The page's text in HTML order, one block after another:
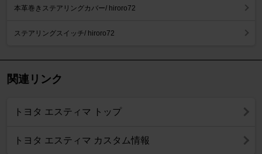
本革巻きステアリングカバー/ hiroro72
ステアリングスイッチ/ hiroro72
関連リンク
トヨタ エスティマ トップ
トヨタ エスティマ カスタム情報